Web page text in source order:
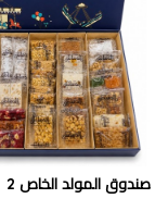
صندوق المولد الخاص 2